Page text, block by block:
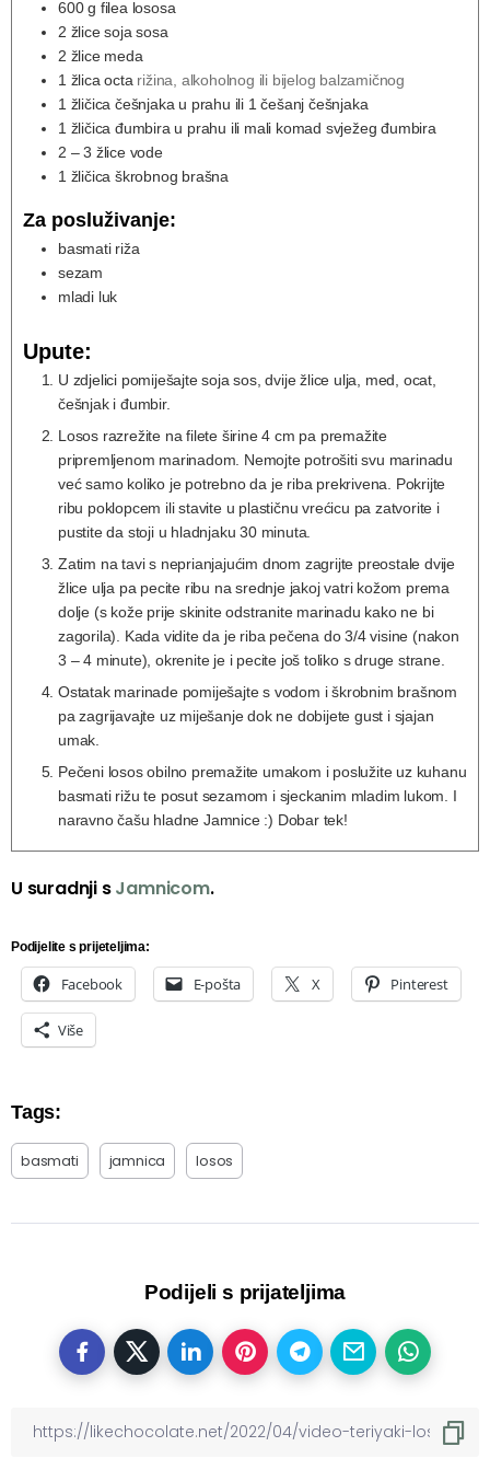
600 g filea lososa
2 žlice soja sosa
2 žlice meda
1 žlica octa rižina, alkoholnog ili bijelog balzamičnog
1 žličica češnjaka u prahu ili 1 češanj češnjaka
1 žličica đumbira u prahu ili mali komad svježeg đumbira
2 – 3 žlice vode
1 žličica škrobnog brašna
Za posluživanje:
basmati riža
sezam
mladi luk
Upute:
U zdjelici pomiješajte soja sos, dvije žlice ulja, med, ocat,
češnjak i đumbir.
Losos razrežite na filete širine 4 cm pa premažite
pripremljenom marinadom. Nemojte potrošiti svu marinadu
već samo koliko je potrebno da je riba prekrivena. Pokrijte
ribu poklopcem ili stavite u plastičnu vrećicu pa zatvorite i
pustite da stoji u hladnjaku 30 minuta.
Zatim na tavi s neprianjajućim dnom zagrijte preostale dvije
žlice ulja pa pecite ribu na srednje jakoj vatri kožom prema
dolje (s kože prije skinite odstranite marinadu kako ne bi
zagorila). Kada vidite da je riba pečena do 3/4 visine (nakon
3 – 4 minute), okrenite je i pecite još toliko s druge strane.
Ostatak marinade pomiješajte s vodom i škrobnim brašnom
pa zagrijavajte uz miješanje dok ne dobijete gust i sjajan
umak.
Pečeni losos obilno premažite umakom i poslužite uz kuhanu
basmati rižu te posut sezamom i sjeckanim mladim lukom. I
naravno čašu hladne Jamnice :) Dobar tek!
U suradnji sJamnicom.
Podijelite s prijeteljima:
Facebook E-pošta X Pinterest
Više
Tags:
basmati jamnica losos
Podijeli s prijateljima